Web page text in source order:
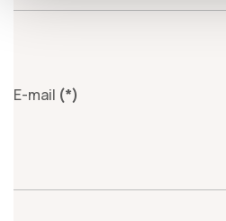
E-mail (*)